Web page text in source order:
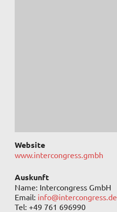
Website
www.intercongress.gmbh
Auskunft
Name: Intercongress GmbH
Email: info@intercongress.de
Tel: +49 761 696990